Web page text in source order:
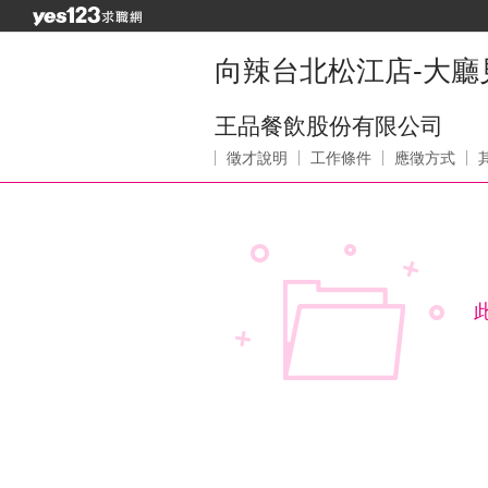
向辣台北松江店-大廳
王品餐飲股份有限公司
徵才說明 工作條件 應徵方式